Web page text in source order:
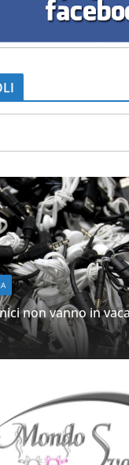
non vanno in
.